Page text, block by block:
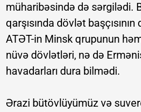
müharibəsində də sərgilədi.
qarşısında dövlət
ATƏT-in Minsk qrupunun
nüvə dövlətləri, nə də
havadarları dura bilmədi.
Ərazi bütövlüyümüz və